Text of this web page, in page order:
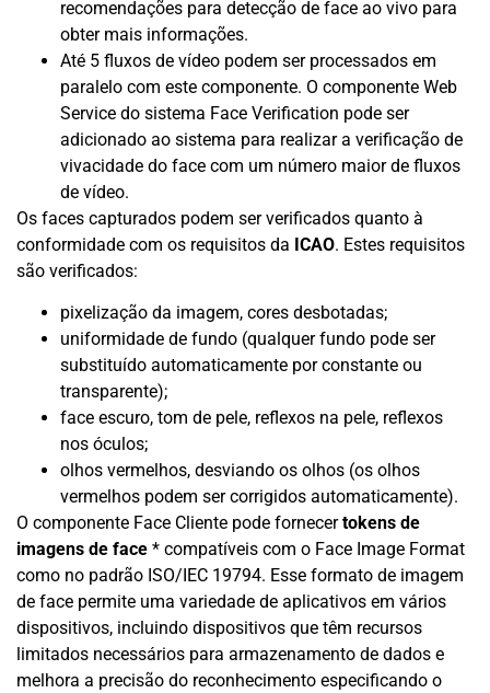
recomendações para detecção de face ao vivo para
obter mais informações.
Até 5 fluxos de vídeo podem ser processados ​​em
paralelo com este componente. O componente Web
Service do sistema Face Verification pode ser
adicionado ao sistema para realizar a verificação de
vivacidade do face com um número maior de fluxos
de vídeo.
Os faces capturados podem ser verificados quanto à
conformidade com os requisitos da ICAO. Estes requisitos
são verificados:
pixelização da imagem, cores desbotadas;
uniformidade de fundo (qualquer fundo pode ser
substituído automaticamente por constante ou
transparente);
face escuro, tom de pele, reflexos na pele, reflexos
nos óculos;
olhos vermelhos, desviando os olhos (os olhos
vermelhos podem ser corrigidos automaticamente).
O componente Face Cliente pode fornecertokens de
imagens de face * compatíveis com o Face Image Format
como no padrão ISO/IEC 19794. Esse formato de imagem
de face permite uma variedade de aplicativos em vários
dispositivos, incluindo dispositivos que têm recursos
limitados necessários para armazenamento de dados e
melhora a precisão do reconhecimento especificando o